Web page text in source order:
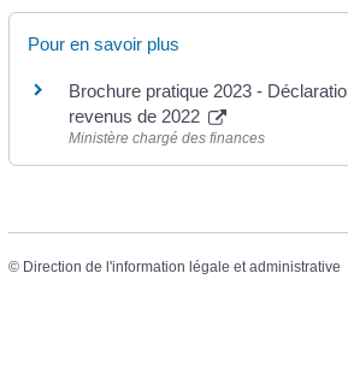
Pour en savoir plus
Brochure pratique 2023 -
revenus de 2022
Ministère chargé des finances
© Direction de l'information légale et administrative